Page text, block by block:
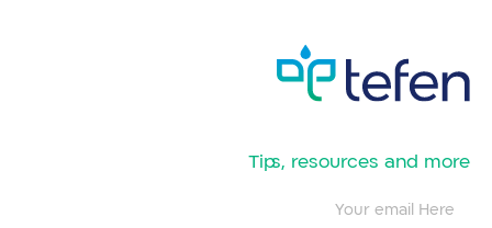
​Tips, resources and more